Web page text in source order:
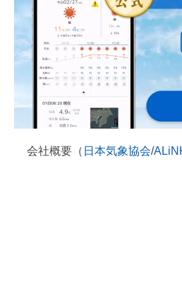
会社概要（ 日本気象協会/